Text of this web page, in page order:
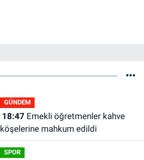
GÜNDEM
18:47
köşelerine mahkum edildi
SPOR